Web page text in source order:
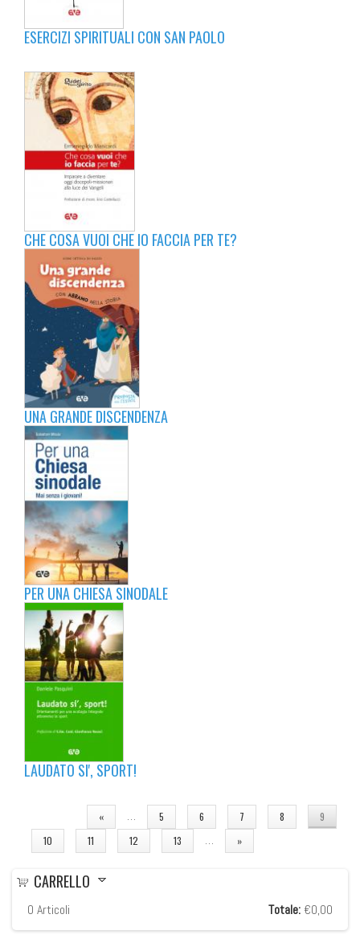
ESERCIZI SPIRITUALI CON SAN PAOLO
CHE COSA VUOI CHE IO FACCIA PER TE?
UNA GRANDE DISCENDENZA
PER UNA CHIESA SINODALE
LAUDATO SI', SPORT!
« … 5 6 7 8
9
10
11 12 13 … »
CARRELLO
0 Articoli Totale: €0,00